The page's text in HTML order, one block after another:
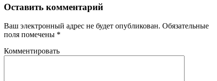
Оставить комментарий
Ваш электронный адрес не будет опубликован. Обязательные
поля помечены *
Комментировать